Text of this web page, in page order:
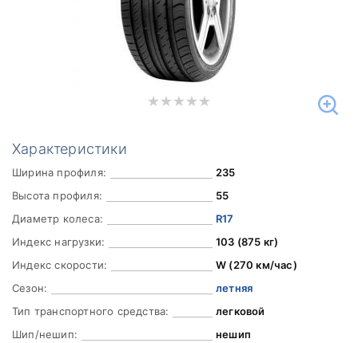
Характеристики
Ширина профиля:
235
Высота профиля:
55
Диаметр колеса:
R17
Индекс нагрузки:
103 (875 кг)
Индекс скорости:
W (270 км/час)
Сезон:
летняя
Тип транспортного средства:
легковой
Шип/нешип:
нешип